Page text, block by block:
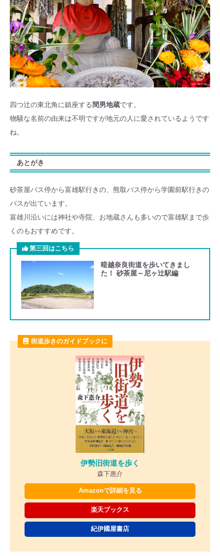
四つ辻の東北角に鎮座する間男地蔵です。
物騒な名前の由来は不明ですが地元の人に愛されているようです
ね。
あとがき
砂茶屋バス停から富雄駅行きの、熊取バス停から学園前駅行きの
バスが出ています。
富雄川沿いには神社や寺院、お地蔵さんも多いので富雄駅まで歩
くのもおすすめです。
第三回はこちら
暗越奈良街道を歩いてきまし
た！ 砂茶屋～尼ヶ辻駅編
街道歩きのガイドブックに
伊勢旧街道を歩く
森下惠介
Amazonで詳細を見る
楽天ブックス
紀伊國屋書店